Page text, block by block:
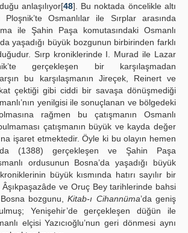
anlaşılıyor[48]. Bu noktada öncelikle altı
Osmanlılar ile Sırplar arasında
ile Şahin Paşa komutasındaki Osmanlı
yaşadığı büyük bozgunun birbirinden farklı
Sırp kroniklerinde I. Murad ile Lazar
gerçekleşen bir karşılaşmadan
bu karşılaşmanın Jireçek, Reinert ve
çektiği gibi ciddi bir savaşa dönüşmediği
yenilgisi ile sonuçlanan ve bölgedeki
rağmen bu çatışmanın Osmanlı
çatışmanın büyük ve kayda değer
işaret etmektedir. Öyle ki bu olayın hemen
(1388) gerçekleşen ve Şahin Paşa
ordusunun Bosna’da yaşadığı büyük
büyük kısmında hatırı sayılır bir
Âşıkpaşazâde ve Oruç Bey tarihlerinde bahsi
bozgunu,Kitab-ı Cihannüma’da geniş
Yenişehir’de gerçekleşen düğün ile
elçisi Yazıcıoğlu’nun geri dönmesi aynı